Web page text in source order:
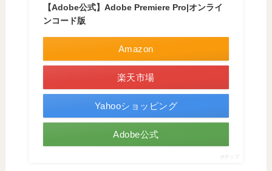
【Adobe公式】Adobe Premiere Pro|オンライ
ンコード版
Amazon
楽天市場
Yahooショッピング
Adobe公式
ポチップ